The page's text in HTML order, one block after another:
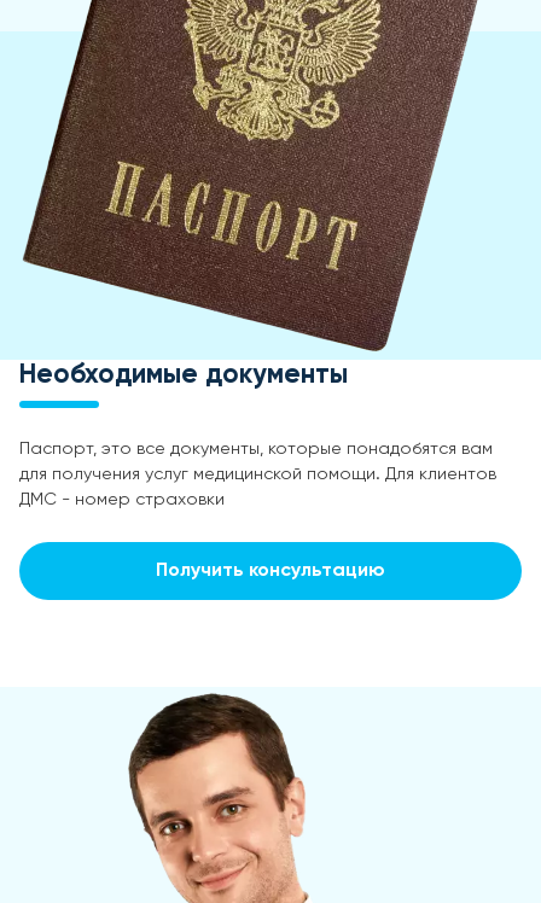
Необходимые документы
Паспорт, это все документы, которые понадобятся вам
для получения услуг медицинской помощи. Для клиентов
ДМС - номер страховки
Получить консультацию